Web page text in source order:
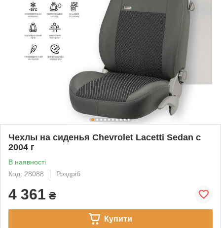
Чехлы на сиденья Chevrolet Lacetti Sedan с
2004 г
В наявності
Код: 28088
Роздріб
4 361 ₴
Купити